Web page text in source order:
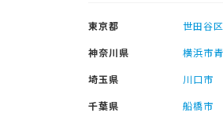
東京都 世田谷区
神奈川県
横浜市
埼玉県
川口市
千葉県
船橋市